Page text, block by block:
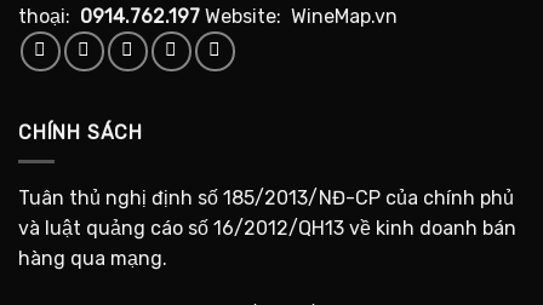
thoại: 0914.762.197 Website: WineMap.vn
CHÍNH SÁCH
Tuân thủ nghị định số 185/2013/NĐ-CP của chính phủ
và luật quảng cáo số 16/2012/QH13 về kinh doanh bán
hàng qua mạng.